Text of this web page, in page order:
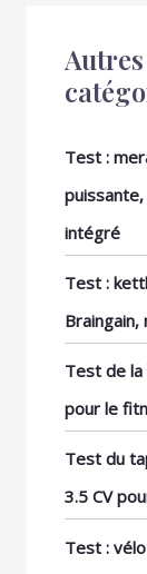
Test :
intégré
Test :
Test de
pour le
Test du
3.5 CV
Test :